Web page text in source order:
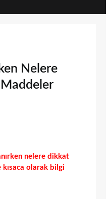
Nelere
nelere dikkat
olarak bilgi